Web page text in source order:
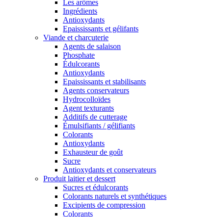
Les arômes
Ingrédients
Antioxydants
Epaississants et gélifants
Viande et charcuterie
Agents de salaison
Phosphate
Édulcorants
Antioxydants
Epaississants et stabilisants
Agents conservateurs
Hydrocolloïdes
Agent texturants
Additifs de cutterage
Émulsifiants / gélifiants
Colorants
Antioxydants
Exhausteur de goût
Sucre
Antioxydants et conservateurs
Produit laitier et dessert
Sucres et édulcorants
Colorants naturels et synthétiques
Excipients de compression
Colorants